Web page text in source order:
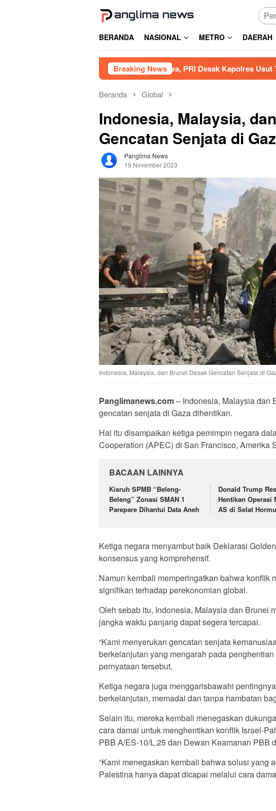
BERANDA NASIONAL METRO DAERAH
Breaking News
Tambang Siluman di Gowa, PRI Desak Kapolres Usut Tuntas
Beranda Global
Indonesia, Malaysia,
Gencatan Senjata di
Panglima News
19 November 2023
Indonesia, Malaysia, dan Brunei Desak Gencatan Senjata di
Panglimanews.com– Indonesia, Malaysia dan
gencatan senjata di Gaza dihentikan.
Hal itu disampaikan ketiga pemimpin negara
Cooperation (APEC) di San Francisco, Amerika
BACAAN LAINNYA
Kisruh SPMB “Beleng-
Beleng” Zonasi SMAN 1
Parepare Dihantui Data Aneh
Donald Trump
Hentikan Operasi
AS di Selat
Ketiga negara menyambut baik Deklarasi
konsensus yang komprehensif.
Namun kembali memperingatkan bahwa konflik
signifikan terhadap perekonomian global.
Oleh sebab itu, Indonesia, Malaysia dan Brunei
jangka waktu panjang dapat segera tercapai.
“Kami menyerukan gencatan senjata
berkelanjutan yang mengarah pada
pernyataan tersebut.
Ketiga negara juga menggarisbawahi
berkelanjutan, memadai dan tanpa hambatan
Selain itu, mereka kembali menegaskan
cara damai untuk menghentikan konflik Israel-
PBB A/ES-10/L.25 dan Dewan Keamanan PBB
“Kami menegaskan kembali bahwa solusi yang
Palestina hanya dapat dicapai melalui cara